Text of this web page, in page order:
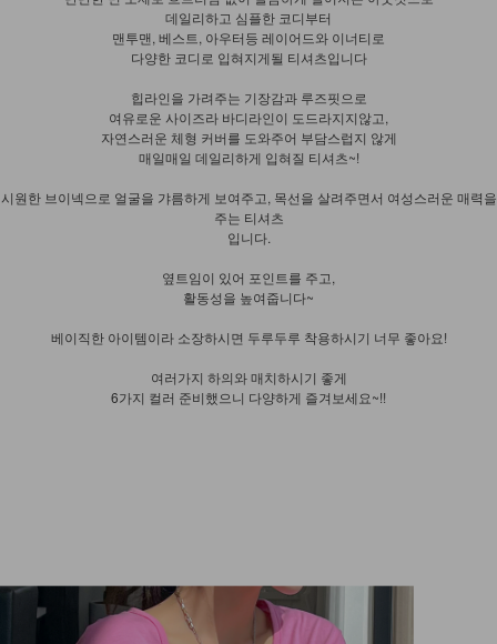
데일리하고 심플한 코디부터
맨투맨, 베스트, 아우터등 레이어드와 이너티로
다양한 코디로 입혀지게될 티셔츠입니다
힙라인을 가려주는 기장감과 루즈핏으로
여유로운 사이즈라 바디라인이 도드라지지않고,
자연스러운 체형 커버를 도와주어 부담스럽지 않게
매일매일 데일리하게 입혀질 티셔츠~!
시원한 브이넥으로 얼굴을 갸름하게 보여주고, 목선을 살려주면서 여성스러운 매력을
주는 티셔츠
입니다.
옆트임이 있어 포인트를 주고,
활동성을 높여줍니다~
베이직한 아이템이라 소장하시면 두루두루 착용하시기 너무 좋아요!
여러가지 하의와 매치하시기 좋게
6가지 컬러 준비했으니 다양하게 즐겨보세요~!!